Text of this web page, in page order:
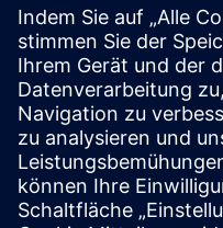
Anfrage Exklusivtraining
Haben Sie Bedarf an einem
brauchen ein exklusives
virtuell oder in einem
uns Ihre persönlichen
übermittelt haben,
exklusive Schulung.